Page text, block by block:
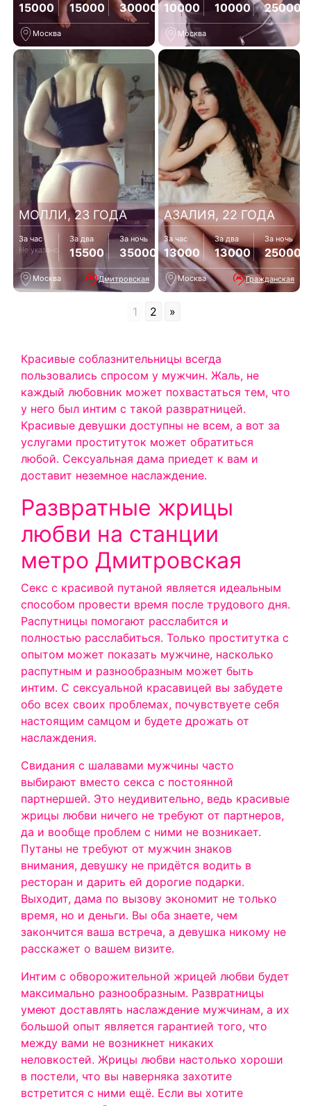
15000 15000 30000
Москва
10000 10000 25000
Москва
МОЛЛИ, 23 ГОДА
За час
Не указано
За два
15500
За ночь
35000
Москва Дмитровская
АЗАЛИЯ, 22 ГОДА
За час
13000
За два
13000
За ночь
25000
Москва Гражданская
1 2 »
Красивые соблазнительницы всегда
пользовались спросом у мужчин. Жаль, не
каждый любовник может похвастаться тем, что
у него был интим с такой развратницей.
Красивые девушки доступны не всем, а вот за
услугами проституток может обратиться
любой. Сексуальная дама приедет к вам и
доставит неземное наслаждение.
Развратные жрицы
любви на станции
метро Дмитровская
Секс с красивой путаной является идеальным
способом провести время после трудового дня.
Распутницы помогают расслабится и
полностью расслабиться. Только проститутка с
опытом может показать мужчине, насколько
распутным и разнообразным может быть
интим. С сексуальной красавицей вы забудете
обо всех своих проблемах, почувствуете себя
настоящим самцом и будете дрожать от
наслаждения.
Свидания с шалавами мужчины часто
выбирают вместо секса с постоянной
партнершей. Это неудивительно, ведь красивые
жрицы любви ничего не требуют от партнеров,
да и вообще проблем с ними не возникает.
Путаны не требуют от мужчин знаков
внимания, девушку не придётся водить в
ресторан и дарить ей дорогие подарки.
Выходит, дама по вызову экономит не только
время, но и деньги. Вы оба знаете, чем
закончится ваша встреча, а девушка никому не
расскажет о вашем визите.
Интим с обворожительной жрицей любви будет
максимально разнообразным. Развратницы
умеют доставлять наслаждение мужчинам, а их
большой опыт является гарантией того, что
между вами не возникнет никаких
неловкостей. Жрицы любви настолько хороши
в постели, что вы наверняка захотите
встретится с ними ещё. Если вы хотите